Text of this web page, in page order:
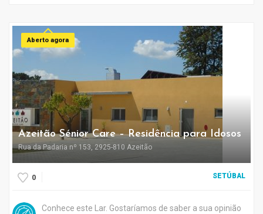
Aberto agora
Azeitão Sénior Care – Residência para Idosos
Rua da Padaria nº 153, 2925-810 Azeitão
0 SETÚBAL
Conhece este Lar. Gostaríamos de saber a sua opinião